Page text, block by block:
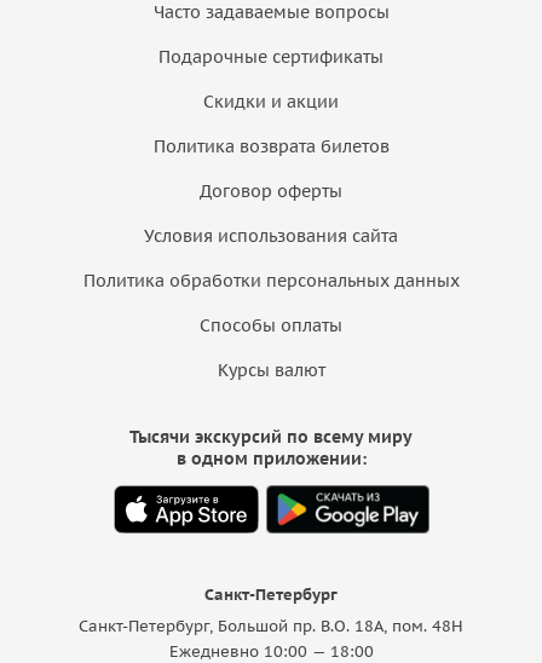
Часто задаваемые вопросы
Подарочные сертификаты
Скидки и акции
Политика возврата билетов
Договор оферты
Условия использования сайта
Политика обработки персональных данных
Способы оплаты
Курсы валют
Санкт-Петербург
Санкт-Петербург, Большой пр. В.О. 18A, пом. 48Н
Ежедневно 10:00 — 18:00
Тысячи экскурсий по всему миру
в одном приложении: